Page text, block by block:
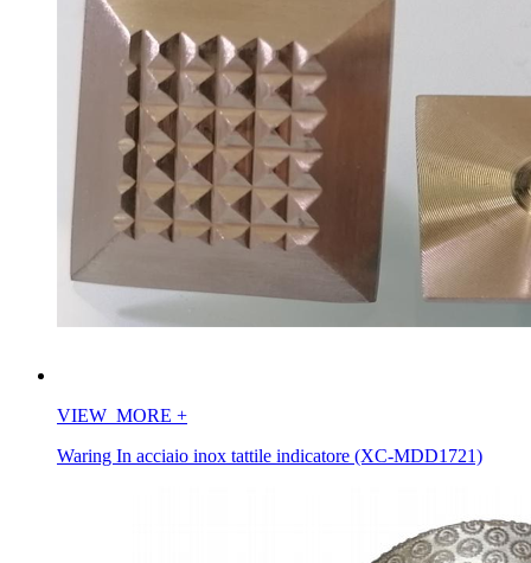
VIEW_MORE +
Waring In acciaio inox tattile indicatore (XC-MDD1721)